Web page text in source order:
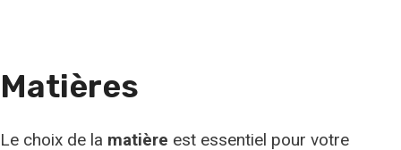
Matières
Le choix de la matière est essentiel pour votre